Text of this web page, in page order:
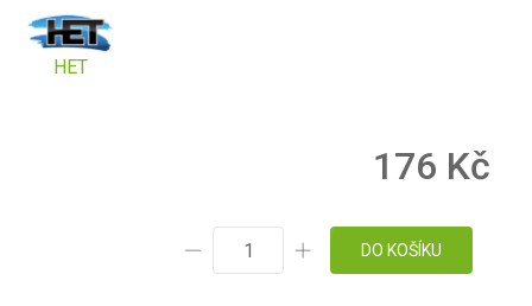
HET
176 Kč
DO KOŠÍKU